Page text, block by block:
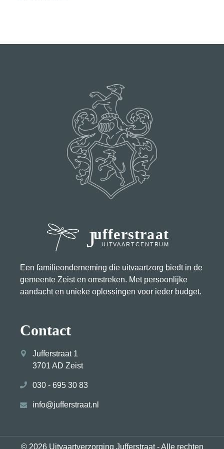
Jufferstraat
UITVAARTCENTRUM
Een familie­onderneming die uitvaart­zorg biedt in de
gemeente Zeist en omstreken. Met persoonlijke
aandacht en unieke oplossingen voor ieder budget.
Contact
Jufferstraat 1
3701 AD Zeist
030 - 695 30 83
info@jufferstraat.nl
© 2026 Uitvaartverzorging Jufferstraat - Alle rechten